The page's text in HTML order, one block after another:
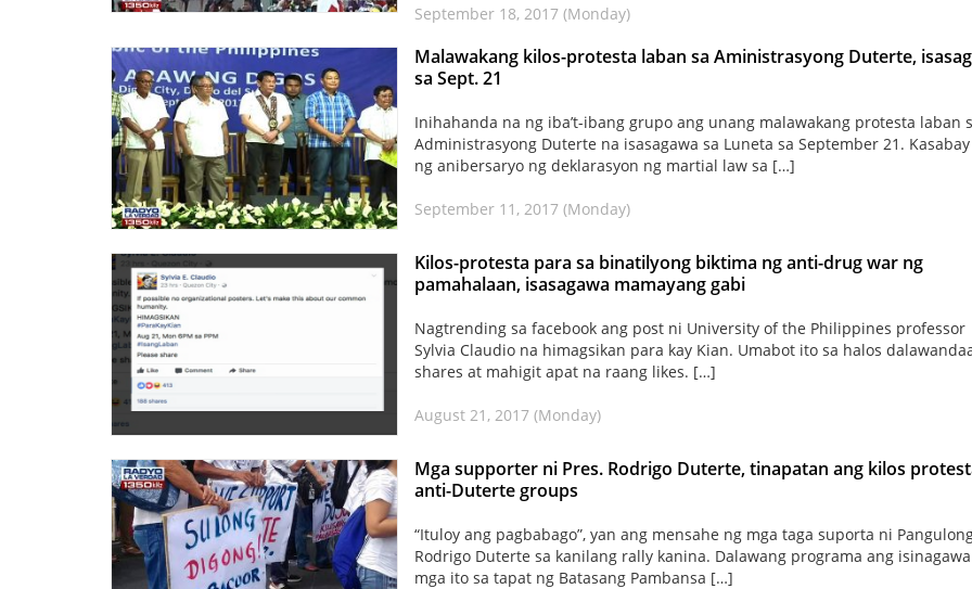
September 18, 2017 (Monday)
Malawakang kilos-protesta laban sa Aministrasyong Duterte,
sa Sept. 21
Inihahanda na ng iba’t-ibang grupo ang unang malawakang protesta laban
Administrasyong Duterte na isasagawa sa Luneta sa September 21.
ng anibersaryo ng deklarasyon ng martial law sa […]
September 11, 2017 (Monday)
Kilos-protesta para sa binatilyong biktima ng anti-drug war ng
pamahalaan, isasagawa mamayang gabi
Nagtrending sa facebook ang post ni University of the Philippines professor
Sylvia Claudio na himagsikan para kay Kian. Umabot ito sa halos
shares at mahigit apat na raang likes. […]
August 21, 2017 (Monday)
Mga supporter ni Pres. Rodrigo Duterte, tinapatan ang kilos
anti-Duterte groups
“Ituloy ang pagbabago”, yan ang mensahe ng mga taga suporta ni
Rodrigo Duterte sa kanilang rally kanina. Dalawang programa ang
mga ito sa tapat ng Batasang Pambansa […]